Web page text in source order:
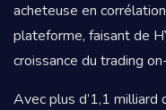
acheteuse en
plateforme, faisant de
croissance du trading
Avec plus d’1,1 milliard